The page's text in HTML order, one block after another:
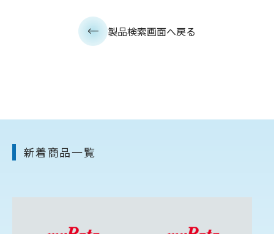
製品検索画面へ戻る
新着商品一覧